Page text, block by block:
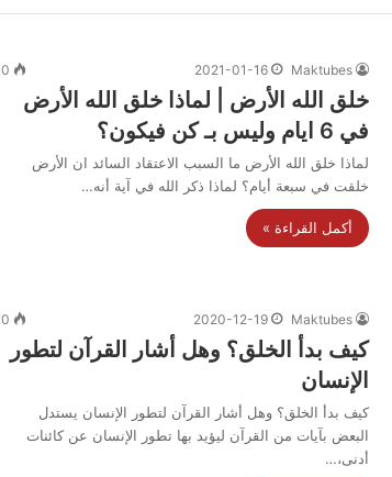
Maktubes
2021-01-16
0
خلق الله الأرض | لماذا خلق الله الأرض
في 6 ايام وليس بـ كن فيكون؟
لماذا خلق الله الأرض ما السبب الاعتقاد السائد ان الأرض
خلقت في سبعة أيام؟ لماذا ذكر الله في آية أنه…
أكمل القراءة »
Maktubes
2020-12-19
0
كيف بدأ الخلق؟ وهل أشار القرآن لتطور
الإنسان
كيف بدأ الخلق؟ وهل أشار القرآن لتطور الإنسان يستدل
البعض بآيات من القرآن ليؤيد بها تطور الإنسان عن كائنات
أدنى،…